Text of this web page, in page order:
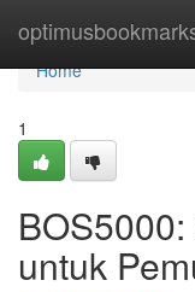
Home
Home
1
untuk